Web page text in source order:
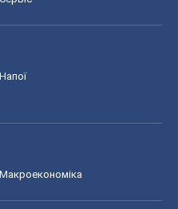
Напої
Макроекономіка